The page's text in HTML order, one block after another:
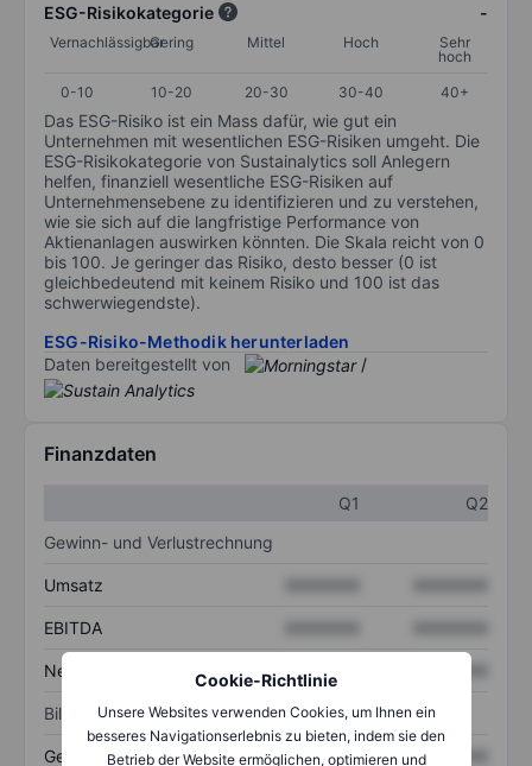
Cookie-Richtlinie
Unsere Websites verwenden Cookies, um Ihnen ein
besseres Navigationserlebnis zu bieten, indem sie den
Betrieb der Website ermöglichen, optimieren und
ESG-Risikokategorie -
VernachlässigbarGering Mittel Hoch
Sehr
hoch
0-10
10-20 20-30 30-40 40+
Das ESG-Risiko ist ein Mass dafür, wie gut ein
Unternehmen mit wesentlichen ESG-Risiken umgeht. Die
ESG-Risikokategorie von Sustainalytics soll Anlegern
helfen, finanziell wesentliche ESG-Risiken auf
Unternehmensebene zu identifizieren und zu verstehen,
wie sie sich auf die langfristige Performance von
Aktienanlagen auswirken könnten. Die Skala reicht von 0
bis 100. Je geringer das Risiko, desto besser (0 ist
gleichbedeutend mit keinem Risiko und 100 ist das
schwerwiegendste).
ESG-Risiko-Methodik herunterladen
Daten bereitgestellt von
/
Finanzdaten
Q1
Q2
Gewinn- und Verlustrechnung
Umsatz
EBITDA
Nettoeinkommen XXXXXXX
Bilanz
Gesamtvermögen XXXXXXX XXXXXXX